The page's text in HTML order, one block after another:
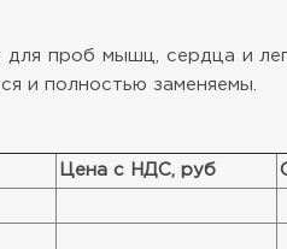
для проб мышц, сердца и
и полностью заменяемы.
Цена с НДС, руб